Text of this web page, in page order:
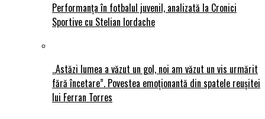
Performanța în fotbalul juvenil, analizată la Cronici
Sportive cu Stelian Iordache
„Astăzi lumea a văzut un gol, noi am văzut un vis urmărit
fără încetare”. Povestea emoționantă din spatele reușitei
lui Ferran Torres